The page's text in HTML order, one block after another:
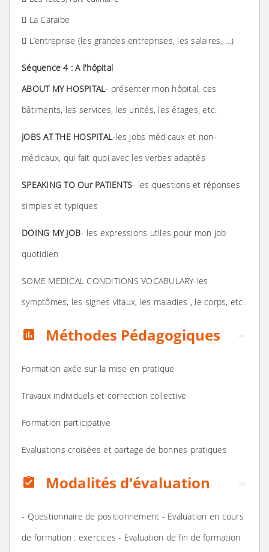
 La Caraïbe
 L’entreprise (les grandes entreprises, les salaires, …)
Séquence 4 : A l'hôpital
ABOUT MY HOSPITAL- présenter mon hôpital, ces
bâtiments, les services, les unités, les étages, etc.
JOBS AT THE HOSPITAL-les jobs médicaux et non-
médicaux, qui fait quoi avec les verbes adaptés
SPEAKING TO Our PATIENTS- les questions et réponses
simples et typiques
DOING MY JOB- les expressions utiles pour mon job
quotidien
SOME MEDICAL CONDITIONS VOCABULARY-les
symptômes, les signes vitaux, les maladies , le corps, etc.
assessment Méthodes Pédagogiques
Formation axée sur la mise en pratique
Travaux individuels et correction collective
Formation participative
Evaluations croisées et partage de bonnes pratiques
assignment_turned_in Modalités d'évaluation
- Questionnaire de positionnement - Evaluation en cours
de formation : exercices - Evaluation de fin de formation